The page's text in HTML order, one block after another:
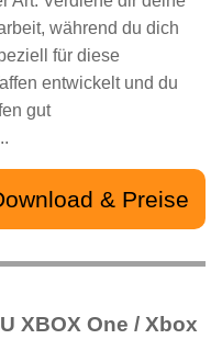
während du dich
für diese
entwickelt und du
gut
& Preise
XBOX One / Xbox